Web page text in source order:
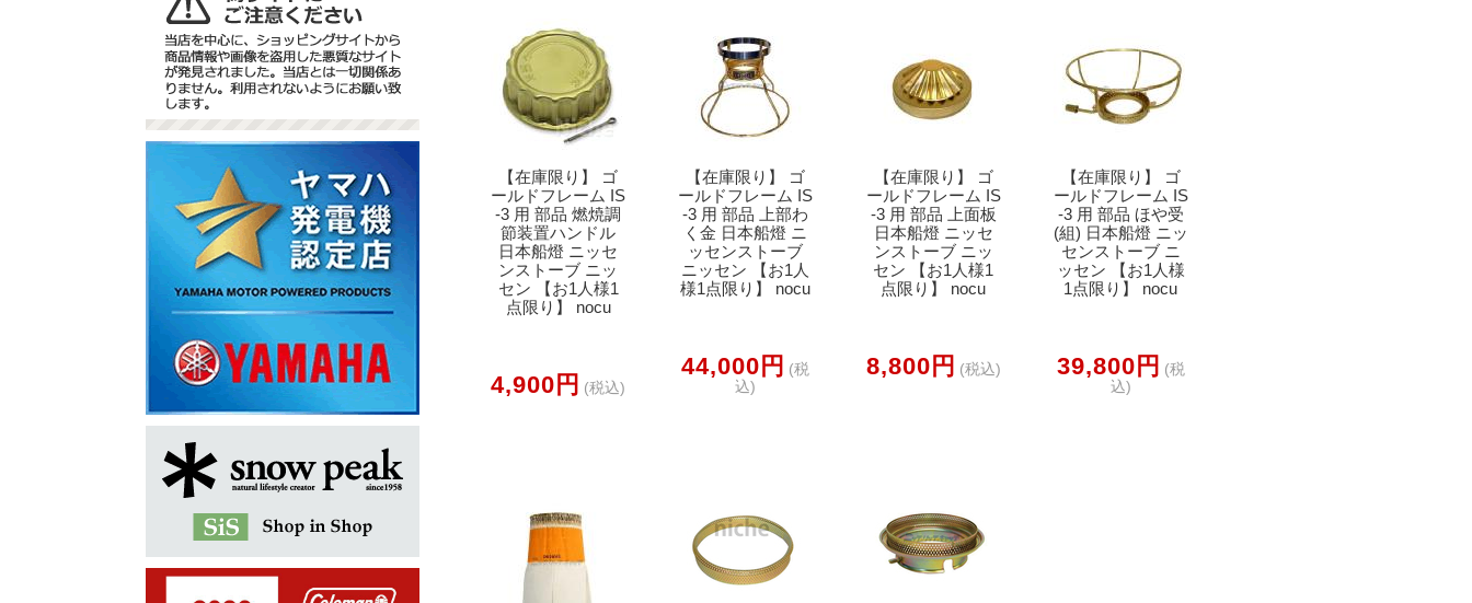
【在庫限り】 ゴ
ールドフレーム IS
-3 用 部品 燃焼調
節装置ハンドル
日本船燈 ニッセ
ンストーブ ニッ
セン 【お1人様1
点限り】 nocu
4,900円 (税込)
【在庫限り】 ゴ
ールドフレーム IS
-3 用 部品 上部わ
く金 日本船燈 ニ
ッセンストーブ
ニッセン 【お1人
様1点限り】 nocu
44,000円 (税
込)
【在庫限り】 ゴ
ールドフレーム IS
-3 用 部品 上面板
日本船燈 ニッセ
ンストーブ ニッ
セン 【お1人様1
点限り】 nocu
8,800円 (税込)
【在庫限り】 ゴ
ールドフレーム IS
-3 用 部品 ほや受
(組) 日本船燈 ニッ
センストーブ ニ
ッセン 【お1人様
1点限り】 nocu
39,800円 (税
込)